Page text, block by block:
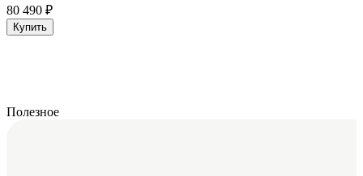
80 490 ₽
Купить
Полезное